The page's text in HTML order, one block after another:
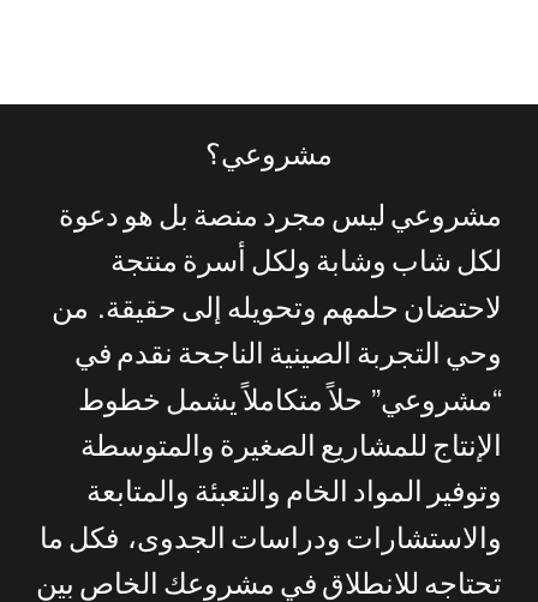
مشروعي؟
مشروعي ليس مجرد منصة بل هو دعوة
لكل شاب وشابة ولكل أسرة منتجة
لاحتضان حلمهم وتحويله إلى حقيقة. من
وحي التجربة الصينية الناجحة نقدم في
“مشروعي” حلاً متكاملاً يشمل خطوط
الإنتاج للمشاريع الصغيرة والمتوسطة
وتوفير
المواد الخام والتعبئة والمتابعة
والاستشارات ودراسات الجدوى، فكل ما
تحتاجه للانطلاق في مشروعك الخاص بين